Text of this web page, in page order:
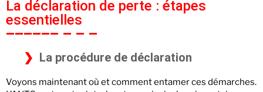
La déclaration de perte : étapes
essentielles
La procédure de déclaration
Voyons maintenant où et comment entamer ces démarches.